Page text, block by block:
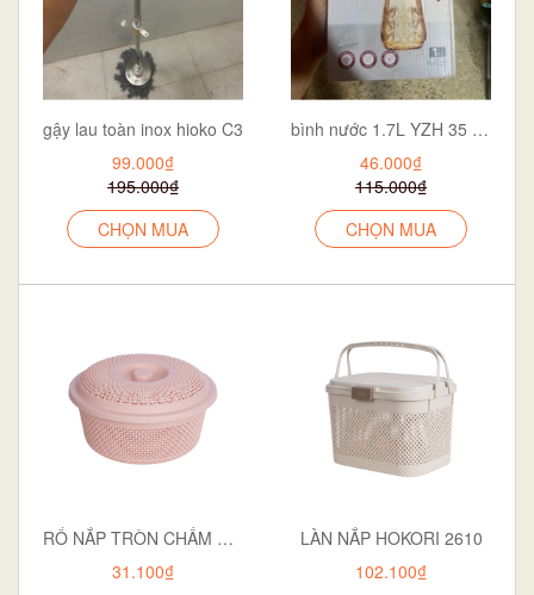
gậy lau toàn inox hioko C3
99.000₫
195.000₫
CHỌN MUA
bình nước 1.7L YZH 35 vàng
46.000₫
115.000₫
CHỌN MUA
RỔ NẮP TRÒN CHẤM BI TO HOKORI 3276
31.100₫
LÀN NẮP HOKORI 2610
102.100₫